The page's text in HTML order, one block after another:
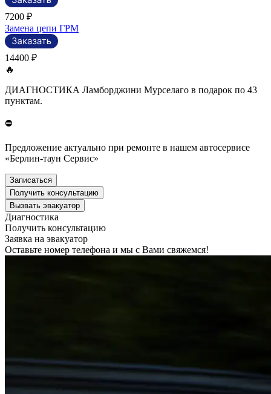
7200 ₽
Замена цепи ГРМ
14400 ₽
🔥
ДИАГНОСТИКА Ламборджини Мурселаго в подарок по 43
пунктам.
⛔
Предложение актуально при ремонте в нашем автосервисе
«Берлин-таун Сервис»
Записаться
Получить консультацию
Вызвать эвакуатор
Диагностика
Получить консультацию
Заявка на эвакуатор
Оставьте номер телефона и мы с Вами свяжемся!